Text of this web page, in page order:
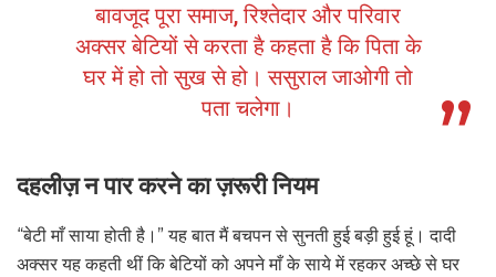
बावजूद पूरा समाज, रिश्तेदार और परिवार
अक्सर बेटियों से करता है कहता है कि पिता के
घर में हो तो सुख से हो। ससुराल जाओगी तो
पता चलेगा।
दहलीज़ न पार करने का ज़रूरी नियम
“बेटी माँ साया होती है।” यह बात मैं बचपन से सुनती हुई बड़ी हुई हूं। दादी
अक्सर यह कहती थीं कि बेटियों को अपने माँ के साये में रहकर अच्छे से घर